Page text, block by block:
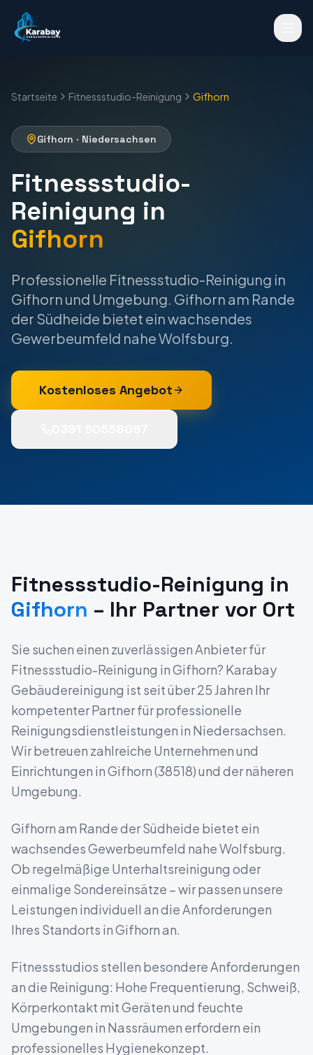
Startseite Fitnessstudio-Reinigung Gifhorn
Gifhorn · Niedersachsen
Fitnessstudio-
Reinigung in
Gifhorn
Professionelle Fitnessstudio-Reinigung in
Gifhorn und Umgebung. Gifhorn am Rande
der Südheide bietet ein wachsendes
Gewerbeumfeld nahe Wolfsburg.
Kostenloses Angebot
Fitnessstudio-Reinigung in
Gifhorn – Ihr Partner vor Ort
Sie suchen einen zuverlässigen Anbieter für
Fitnessstudio-Reinigung inGifhorn? Karabay
Gebäudereinigung ist seit über 25 Jahren Ihr
kompetenter Partner für professionelle
Reinigungsdienstleistungen in Niedersachsen.
Wir betreuen zahlreiche Unternehmen und
Einrichtungen inGifhorn(38518) und der näheren
Umgebung.
Gifhorn am Rande der Südheide bietet ein
wachsendes Gewerbeumfeld nahe Wolfsburg.
Ob regelmäßige Unterhaltsreinigung oder
einmalige Sondereinsätze – wir passen unsere
Leistungen individuell an die Anforderungen
Ihres Standorts inGifhornan.
Fitnessstudios stellen besondere Anforderungen
an die Reinigung: Hohe Frequentierung, Schweiß,
Körperkontakt mit Geräten und feuchte
Umgebungen in Nassräumen erfordern ein
professionelles Hygienekonzept.